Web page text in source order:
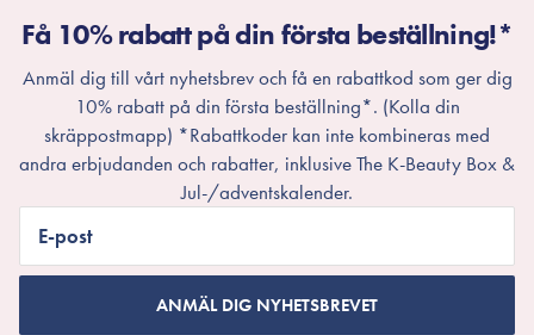
Få 10% rabatt på din första beställning!*
Anmäl dig till vårt nyhetsbrev och få en rabattkod som ger dig
10% rabatt på din första beställning*. (Kolla din
skräppostmapp) *Rabattkoder kan inte kombineras med
andra erbjudanden och rabatter, inklusive The K-Beauty Box &
Jul-/adventskalender.
E-post
ANMÄL DIG NYHETSBREVET